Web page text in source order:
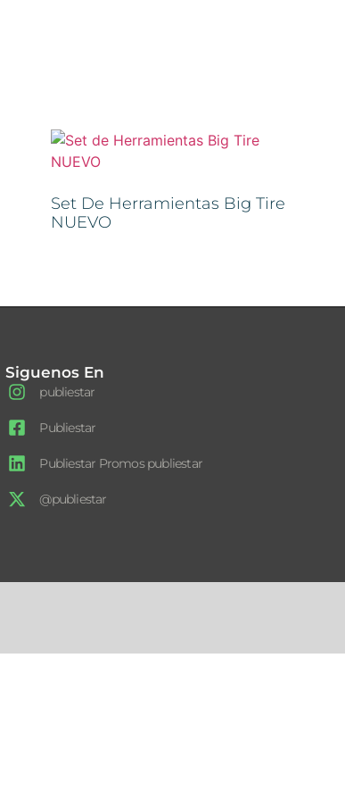
Set De Herramientas Big Tire
NUEVO
Siguenos En
publiestar
Publiestar
Publiestar Promos publiestar
@publiestar